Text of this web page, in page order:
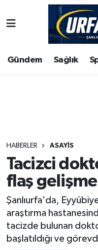
Gündem Sağlık
HABERLER ASAYİS
Tacizci
flaş
Şanlıurfa'da,
araştırma
tacizde bulunan
başlatıldığı ve
ASAYİS
ÇEVRE
Gündem
Kültür
Magazin
Şanlıurfa
Şanlıurfa Hava
Tüm Manşetler
Son Dakika
Haber Arşivi